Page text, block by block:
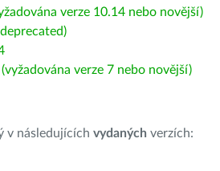
verze 10.14 nebo novější)
verze 7 nebo novější)
v následujících vydaných verzích: